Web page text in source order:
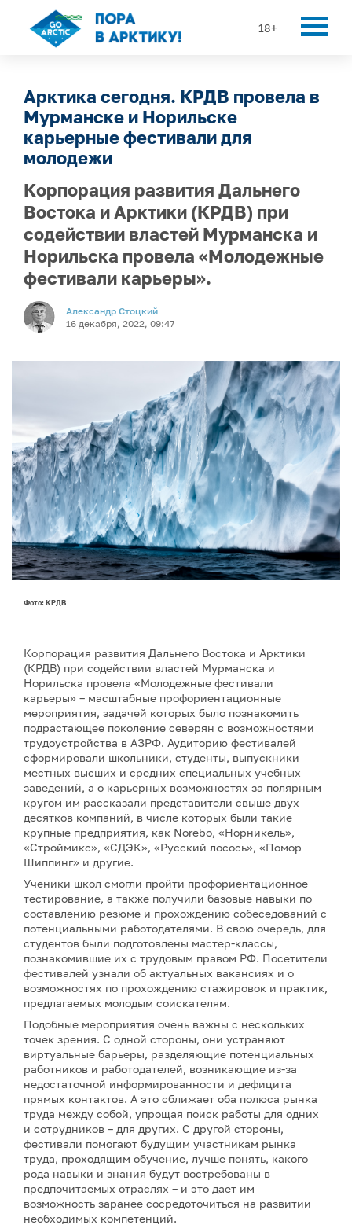
18+
Арктика сегодня. КРДВ провела в
Мурманске и Норильске
карьерные фестивали для
молодежи
Корпорация развития Дальнего
Востока и Арктики (КРДВ) при
содействии властей Мурманска и
Норильска провела «Молодежные
фестивали карьеры».
Александр Стоцкий
16 декабря, 2022, 09:47
Фото: КРДВ
Корпорация развития Дальнего Востока и Арктики
(КРДВ) при содействии властей Мурманска и
Норильска провела «Молодежные фестивали
карьеры» – масштабные профориентационные
мероприятия, задачей которых было познакомить
подрастающее поколение северян с возможностями
трудоустройства в АЗРФ. Аудиторию фестивалей
сформировали школьники, студенты, выпускники
местных высших и средних специальных учебных
заведений, а о карьерных возможностях за полярным
кругом им рассказали представители свыше двух
десятков компаний, в числе которых были такие
крупные предприятия, как Norebo, «Норникель»,
«Строймикс», «СДЭК», «Русский лосось», «Помор
Шиппинг» и другие.
Ученики школ смогли пройти профориентационное
тестирование, а также получили базовые навыки по
составлению резюме и прохождению собеседований с
потенциальными работодателями. В свою очередь, для
студентов были подготовлены мастер-классы,
познакомившие их с трудовым правом РФ. Посетители
фестивалей узнали об актуальных вакансиях и о
возможностях по прохождению стажировок и практик,
предлагаемых молодым соискателям.
Подобные мероприятия очень важны с нескольких
точек зрения. С одной стороны, они устраняют
виртуальные барьеры, разделяющие потенциальных
работников и работодателей, возникающие из-за
недостаточной информированности и дефицита
прямых контактов. А это сближает оба полюса рынка
труда между собой, упрощая поиск работы для одних
и сотрудников – для других. С другой стороны,
фестивали помогают будущим участникам рынка
труда, проходящим обучение, лучше понять, какого
рода навыки и знания будут востребованы в
предпочитаемых отраслях – и это дает им
возможность заранее сосредоточиться на развитии
необходимых компетенций.